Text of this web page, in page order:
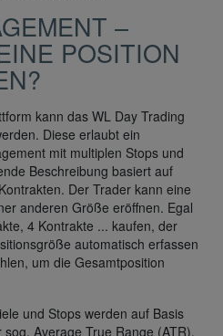
–
POSITION
kann das WL Day Trading
Diese erlaubt ein
mit multiplen Stops und
Beschreibung basiert auf
Der Trader kann eine
anderen Größe eröffnen. Egal
4 Kontrakte ... kaufen, der
automatisch erfassen
um die Gesamtposition
und Stops werden auf Basis
Average True Range (ATR).